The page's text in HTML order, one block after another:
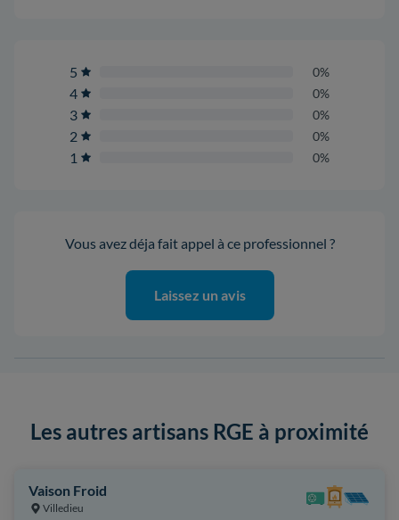
5 0%
4 0%
3 0%
2 0%
1 0%
Vous avez déja fait appel à ce professionnel ?
Laissez un avis
Les autres artisans RGE à proximité
Vaison Froid
Villedieu